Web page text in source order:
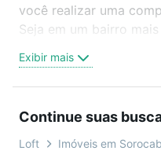
você realizar uma
Seja em um bairro
oferta ideal de Imóveis
Parque Vitória Régia,
videochamada, é
ainda conta com mais
Exibir mais
Continue suas
Loft Imóveis em